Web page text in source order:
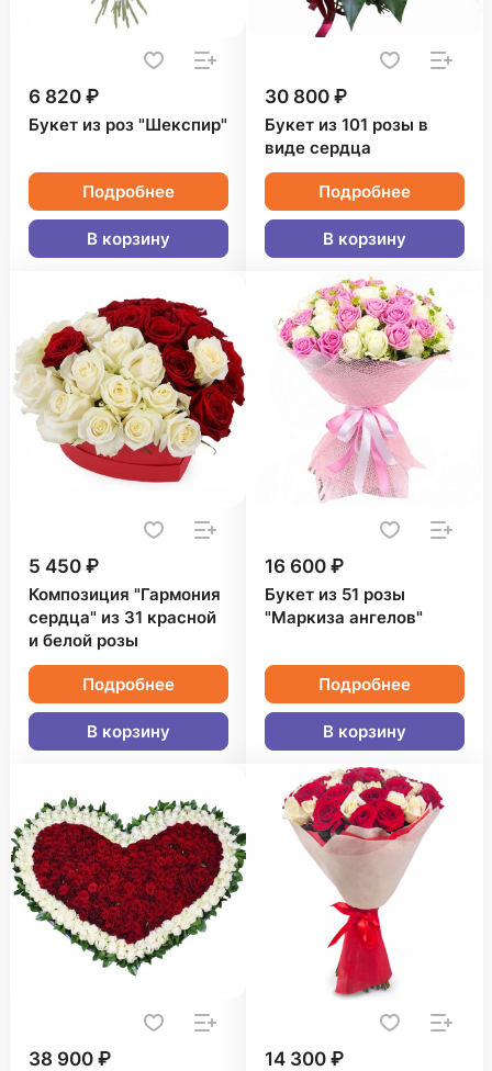
6 820 ₽
Букет из роз "Шекспир"
Подробнее
В корзину
30 800 ₽
Букет из 101 розы в
виде сердца
Подробнее
В корзину
5 450 ₽
Композиция "Гармония
сердца" из 31 красной
и белой розы
Подробнее
В корзину
16 600 ₽
Букет из 51 розы
"Маркиза ангелов"
Подробнее
В корзину
38 900 ₽ 14 300 ₽